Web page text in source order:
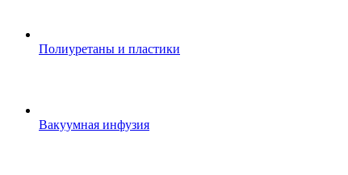
Полиуретаны и пластики
Вакуумная инфузия